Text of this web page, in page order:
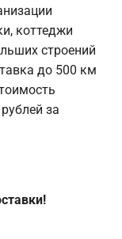
коттеджи
строений
до 500 км
за